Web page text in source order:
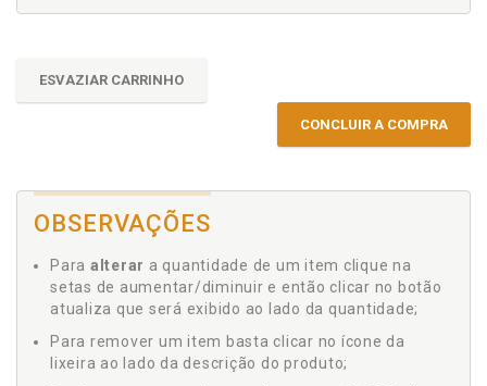
ESVAZIAR CARRINHO
CONCLUIR A COMPRA
OBSERVAÇÕES
Para alterar a quantidade de um item clique na
setas de aumentar/diminuir e então clicar no botão
atualiza que será exibido ao lado da quantidade;
Para remover um item basta clicar no ícone da
lixeira ao lado da descrição do produto;